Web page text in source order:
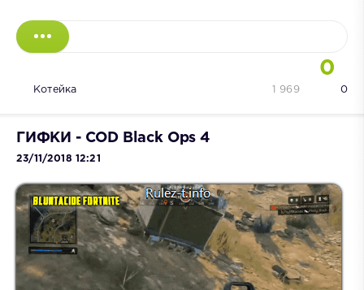
0
Котейка 0
1 969
ГИФКИ - COD Black Ops 4
23/11/2018 12:21